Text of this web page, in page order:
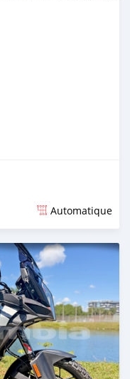
Automatique